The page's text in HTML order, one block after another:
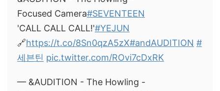
Focused Camera#SEVENTEEN
'CALL CALL CALL!'#YEJUN
🔗https://t.co/8Sn0qzA5zX#andAUDITION #
세븐틴 pic.twitter.com/ROvi7cDxRK
— &AUDITION - The Howling -